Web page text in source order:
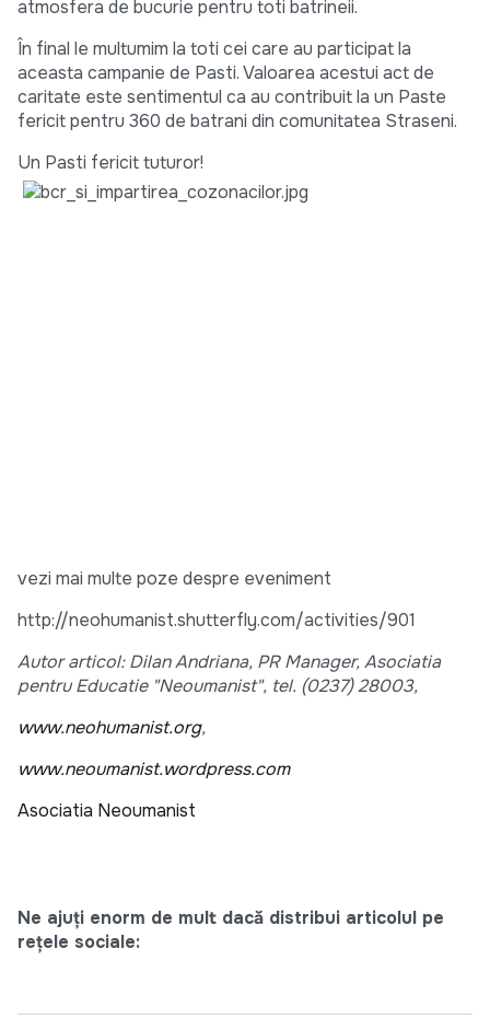
atmosfera de bucurie pentru toti batrineii.
În final le multumim la toti cei care au participat la
aceasta campanie de Pasti. Valoarea acestui act de
caritate este sentimentul ca au contribuit la un Paste
fericit pentru 360 de batrani din comunitatea Straseni.
Un Pasti fericit tuturor!
vezi mai multe poze despre eveniment
http://neohumanist.shutterfly.com/activities/901
Autor articol: Dilan Andriana, PR Manager, Asociatia
pentru Educatie "Neoumanist", tel. (0237) 28003,
www.neohumanist.org,
www.neoumanist.wordpress.com
Asociatia Neoumanist
Ne ajuți enorm de mult dacă distribui articolul pe
rețele sociale: